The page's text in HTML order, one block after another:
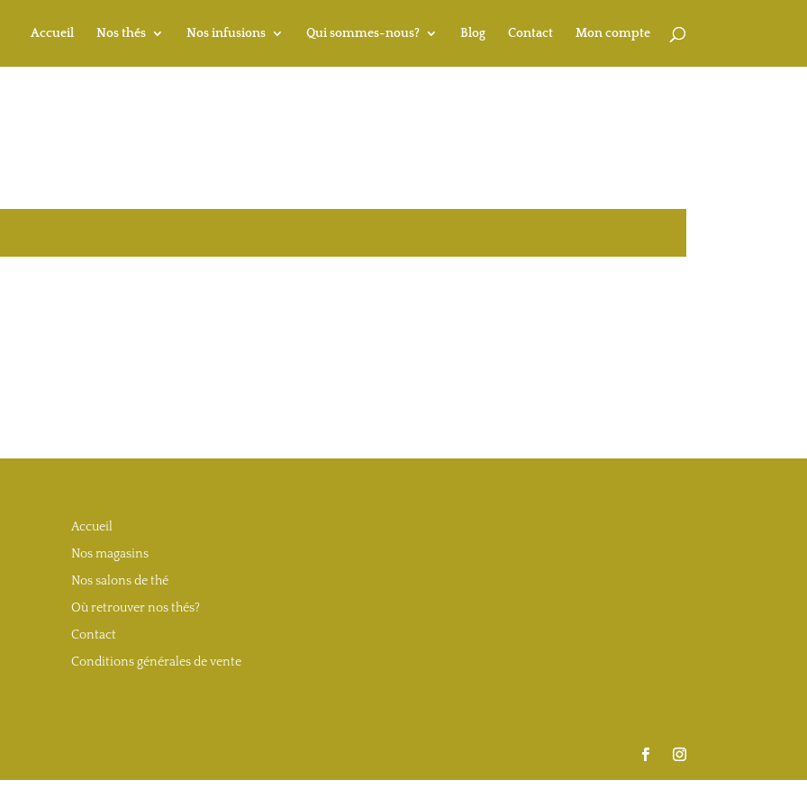
Accueil Nos thés Nos infusions Qui sommes-nous? Blog Contact Mon compte
Accueil
Nos magasins
Nos salons de thé
Où retrouver nos thés?
Contact
Conditions générales de vente